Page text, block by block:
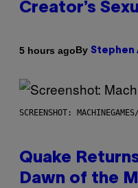
Creator’s
5 hours agoBy Stephen
SCREENSHOT:
Quake
Dawn of the